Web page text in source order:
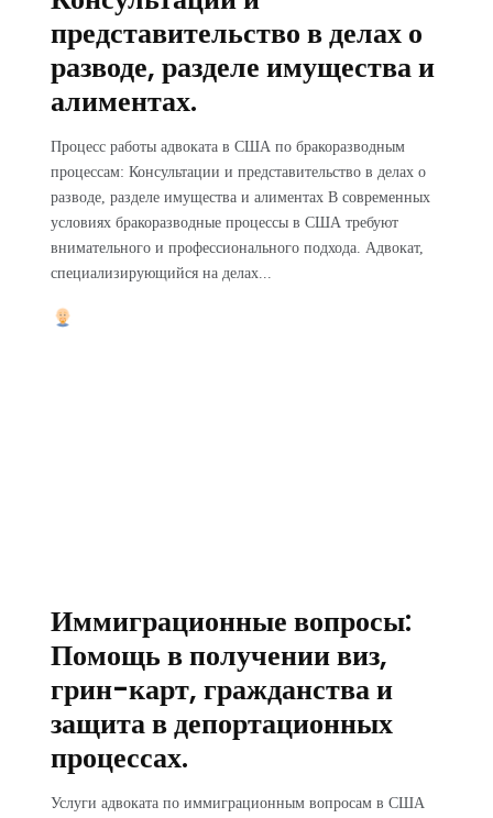
представительство в делах о
разводе, разделе имущества и
алиментах.
Процесс работы адвоката в США по бракоразводным
процессам: Консультации и представительство в делах о
разводе, разделе имущества и алиментах В современных
условиях бракоразводные процессы в США требуют
внимательного и профессионального подхода. Адвокат,
специализирующийся на делах...
Иммиграционные вопросы:
Помощь в получении виз,
грин-карт, гражданства и
защита в депортационных
процессах.
Услуги адвоката по иммиграционным вопросам в США